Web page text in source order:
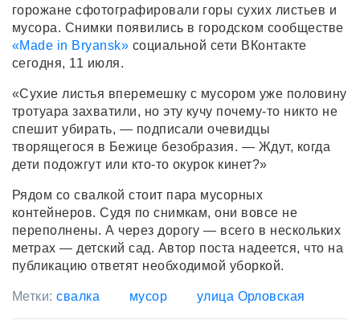
горожане сфотографировали горы сухих листьев и
мусора. Снимки появились в городском сообществе
«Made in Bryansk» социальной сети ВКонтакте
сегодня, 11 июля.
«Сухие листья вперемешку с мусором уже половину
тротуара захватили, но эту кучу почему-то никто не
спешит убирать, — подписали очевидцы
творящегося в Бежице безобразия. — Ждут, когда
дети подожгут или кто-то окурок кинет?»
Рядом со свалкой стоит пара мусорных
контейнеров. Судя по снимкам, они вовсе не
переполнены. А через дорогу — всего в нескольких
метрах — детский сад. Автор поста надеется, что на
публикацию ответят необходимой уборкой.
Метки:свалка мусор улица Орловская